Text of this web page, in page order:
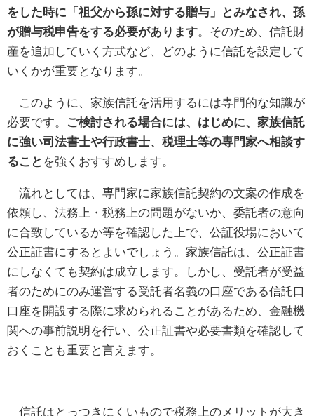
をした時に「祖父から孫に対する贈与」とみなされ、孫
が贈与税申告をする必要があります。そのため、信託財
産を追加していく方式など、どのように信託を設定して
いくかが重要となります。
このように、家族信託を活用するには専門的な知識が
必要です。
ご検討される場合には、はじめに、家族信託
に強い司法書士や行政書士、税理士等の専門家へ相談す
ること を強くおすすめします。
流れとしては、専門家に家族信託契約の文案の作成を
依頼し、法務上・税務上の問題がないか、委託者の意向
に合致しているか等を確認した上で、公証役場において
公正証書にするとよいでしょう。家族信託は、公正証書
にしなくても契約は成立します。しかし、受託者が受益
者のためにのみ運営する受託者名義の口座である信託口
口座を開設する際に求められることがあるため、金融機
関への事前説明を行い、公正証書や必要書類を確認して
おくことも重要と言えます。
信託はとっつきにくいもので税務上のメリットが大き